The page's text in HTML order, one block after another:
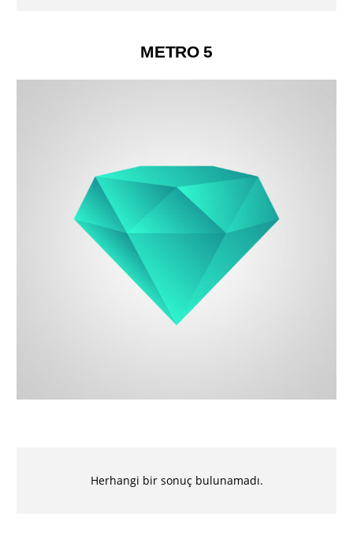
METRO 5
Herhangi bir sonuç bulunamadı.